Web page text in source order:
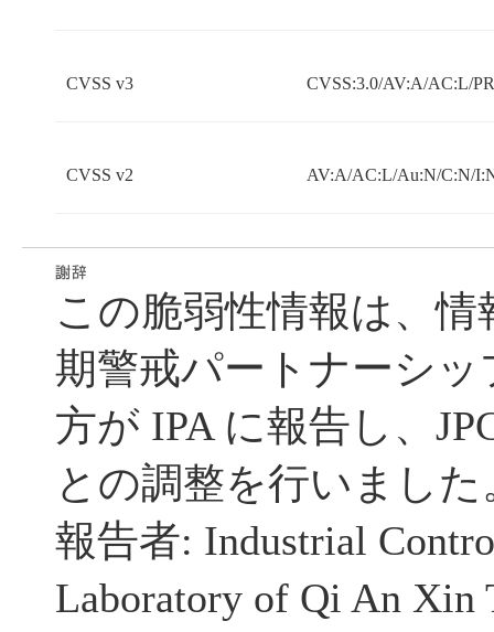
CVSS v3 CVSS:3.0/AV:A/AC:L/
CVSS v2 AV:A/AC:L/Au:N/C:N/
この脆弱性情報は、
期警戒パートナーシ
方が IPA に報告し、
との調整を行いました
報告者: Industrial
Laboratory of Qi An Xin